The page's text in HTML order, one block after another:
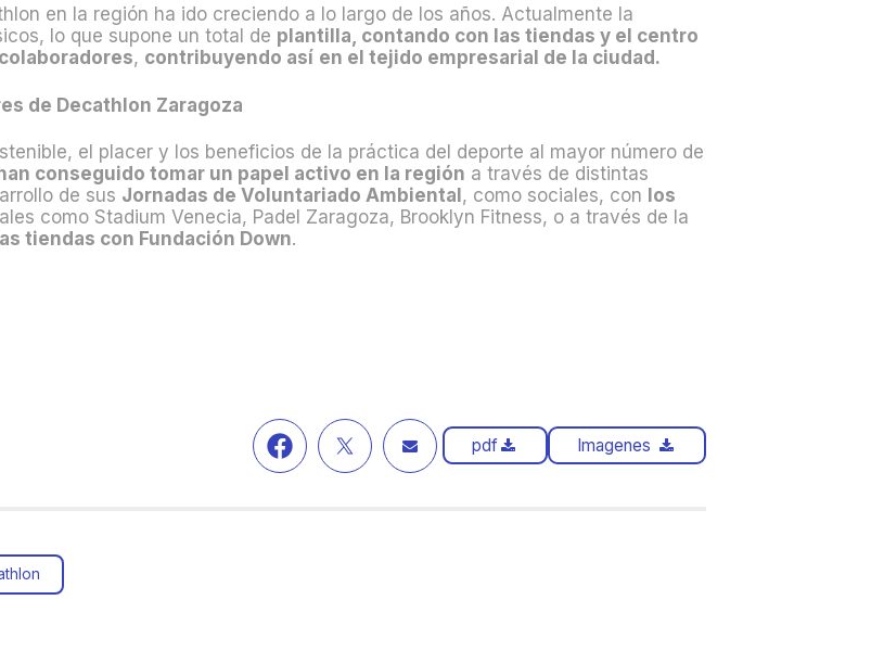
en la región ha ido creciendo a lo largo de los años. Actualmente la
lo que supone un total de plantilla, contando con las tiendas y el centro
, contribuyendo así en el tejido empresarial de la ciudad.
de Decathlon Zaragoza
el placer y los beneficios de la práctica del deporte al mayor número de
conseguido tomar un papel activo en la región a través de distintas
de sus Jornadas de Voluntariado Ambiental , como sociales, con los
como Stadium Venecia, Padel Zaragoza, Brooklyn Fitness, o a través de la
tiendas con Fundación Down.
pdf Imagenes